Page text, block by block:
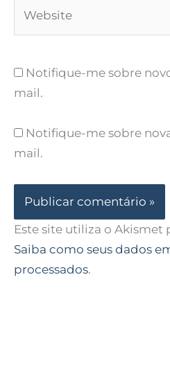
Notifique-me sobre
mail.
Notifique-me sobre
mail.
Este site utiliza o Akismet
Saiba como seus dados
processados.